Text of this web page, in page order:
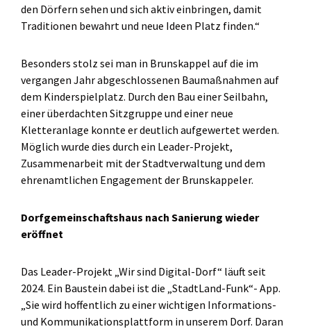
den Dörfern sehen und sich aktiv einbringen, damit
Traditionen bewahrt und neue Ideen Platz finden.“
Besonders stolz sei man in Brunskappel auf die im
vergangen Jahr abgeschlossenen Baumaßnahmen auf
dem Kinderspielplatz. Durch den Bau einer Seilbahn,
einer überdachten Sitzgruppe und einer neue
Kletteranlage konnte er deutlich aufgewertet werden.
Möglich wurde dies durch ein Leader-Projekt,
Zusammenarbeit mit der Stadtverwaltung und dem
ehrenamtlichen Engagement der Brunskappeler.
Dorfgemeinschaftshaus nach Sanierung wieder
eröffnet
Das Leader-Projekt „Wir sind Digital-Dorf“ läuft seit
2024. Ein Baustein dabei ist die „StadtLand-Funk“- App.
„Sie wird hoffentlich zu einer wichtigen Informations-
und Kommunikationsplattform in unserem Dorf. Daran